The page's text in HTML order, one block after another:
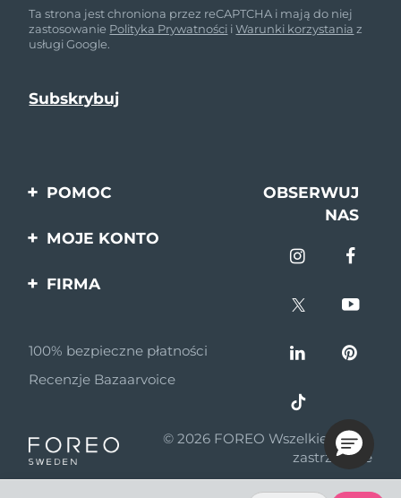
Ta strona jest chroniona przez reCAPTCHA i mają do niej
zastosowanie Polityka Prywatności iWarunki korzystania z
usługi Google.
POMOC
Kontakt
OBSERWUJ
NAS
MOJE KONTO
FIRMA
Program partnerski
Wiadomości
MYSA
Dystrybutorzy
100% bezpieczne płatności
Recenzje Bazaarvoice
© 2026 FOREO Wszelkie prawa
zastrzeżone